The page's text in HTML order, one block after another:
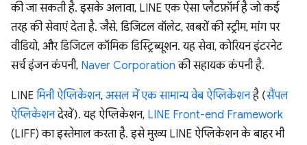
की जा सकती है. इसके अलावा, LINE एक ऐसा प्लैटफ़ॉर्म है जो कई
तरह की सेवाएं देता है. जैसे, डिजिटल वॉलेट, खबरों की स्ट्रीम, मांग पर
वीडियो, और डिजिटल कॉमिक डिस्ट्रिब्यूशन. यह सेवा, कोरियन इंटरनेट
सर्च इंजन कंपनी, Naver Corporation की सहायक कंपनी है.
LINE मिनी ऐप्लिकेशन, असल में एक सामान्य वेब ऐप्लिकेशनहै (सैंपल
ऐप्लिकेशनदेखें). यह ऐप्लिकेशन, LINE Front-end Framework
(LIFF) का इस्तेमाल करता है. इसे मुख्य LINE ऐप्लिकेशन के बाहर भी